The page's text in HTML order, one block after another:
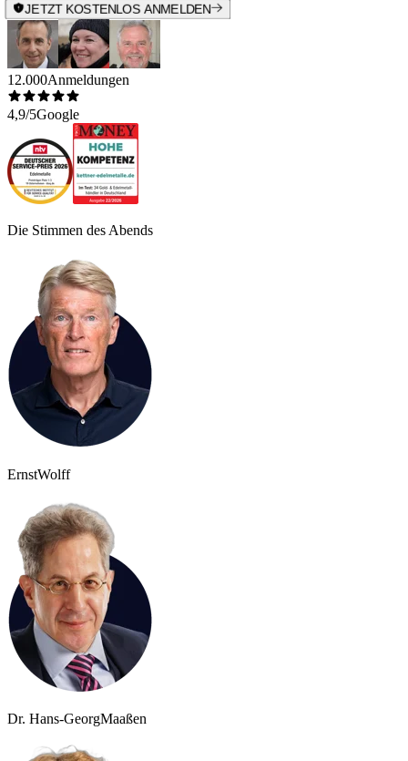
JETZT KOSTENLOS ANMELDEN
12.000Anmeldungen
4,9/5Google
Die Stimmen des Abends
ErnstWolff
Dr. Hans-GeorgMaaßen